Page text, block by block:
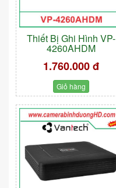
Thiết Bị Ghi Hình VP-
4260AHDM
1.760.000 đ
Giỏ hàng